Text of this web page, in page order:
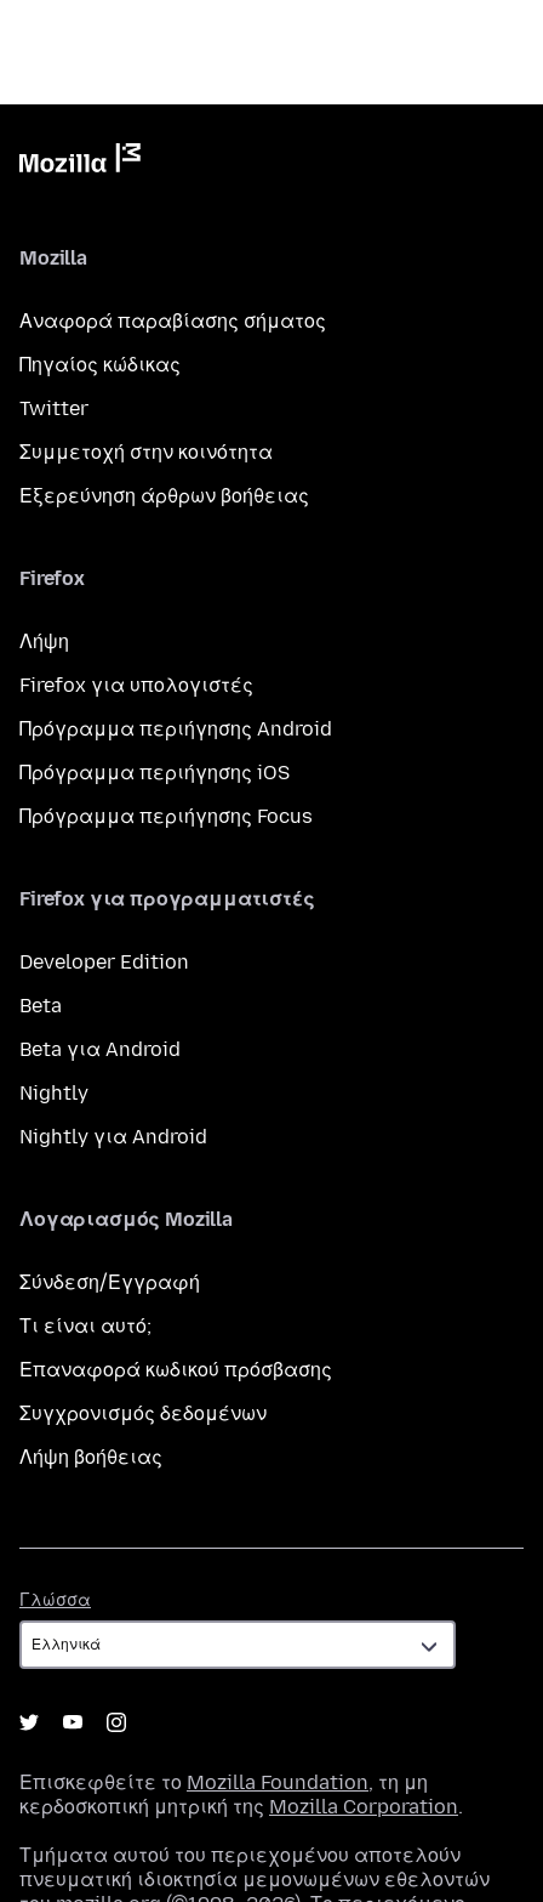
Mozilla
Αναφορά παραβίασης σήματος
Πηγαίος κώδικας
Twitter
Συμμετοχή στην κοινότητα
Εξερεύνηση άρθρων βοήθειας
Firefox
Λήψη
Firefox για υπολογιστές
Πρόγραμμα περιήγησης Android
Πρόγραμμα περιήγησης iOS
Πρόγραμμα περιήγησης Focus
Firefox για προγραμματιστές
Developer Edition
Beta
Beta για Android
Nightly
Nightly για Android
Λογαριασμός Mozilla
Σύνδεση/Εγγραφή
Τι είναι αυτό;
Επαναφορά κωδικού πρόσβασης
Συγχρονισμός δεδομένων
Λήψη βοήθειας
Γλώσσα
Επισκεφθείτε το Mozilla Foundation, τη μη
κερδοσκοπική μητρική της Mozilla Corporation.
Τμήματα αυτού του περιεχομένου αποτελούν
πνευματική ιδιοκτησία μεμονωμένων εθελοντών